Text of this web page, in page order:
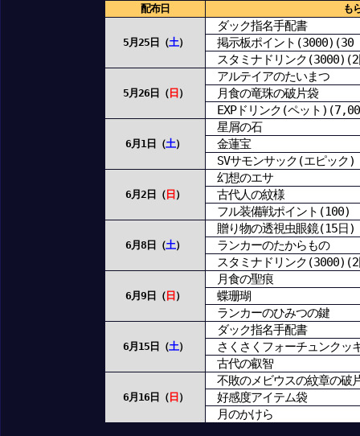
配布日 も
5月25日（土）
ダック指名手配書
掲示板ポイント
スタミナドリンク
5月26日（日 ）
アルテイアのたいまつ
月食の竜珠の破片袋
EXPドリンク(ペット
6月1日（土）
星屑の石
金蓮宝
SVサモンサック(エピック)
6月2日（ 日 ）
幻想のエサ
古代人の紋様
フル装備戦ポイント(100)
6月8日（土）
贈り物の透視虫眼鏡(15日)
ランカーのたからもの
スタミナドリンク
6月9日（ 日 ）
月食の聖痕
蝶珊瑚
ランカーのひみつの鍵
6月15日（土）
ダック指名手配書
さくさくフォーチュンクッ
古代の叡智
6月16日（日 ）
不敗のメビウスの紋章の破
好感度アイテム袋
月のかけら